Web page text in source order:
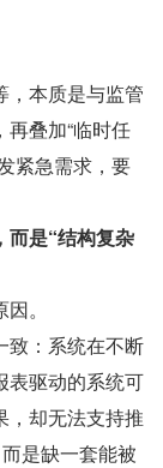
，本质是与监管
叠加“临时任
紧急需求，要
而是“结构复杂
。
致：系统在不断
表驱动的系统可
，却无法支持推
是缺一套能被